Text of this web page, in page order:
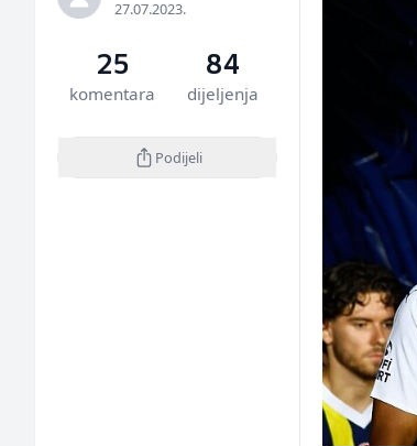
27.07.2023.
25
komentara
84
dijeljenja
Podijeli